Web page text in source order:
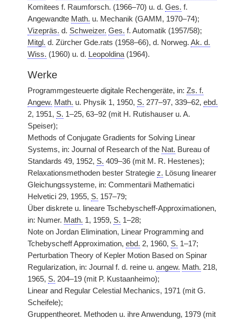
Komitees f. Raumforsch. (1966–70) u. d. Ges. f.
Angewandte Math. u. Mechanik (GAMM, 1970–74);
Vizepräs. d. Schweizer. Ges. f. Automatik (1957/58);
Mitgl. d. Zürcher Gde.rats (1958–66), d. Norweg. Ak. d.
Wiss. (1960) u. d. Leopoldina (1964).
Werke
Programmgesteuerte digitale Rechengeräte, in: Zs. f.
Angew. Math. u. Physik 1, 1950, S. 277–97, 339–62, ebd.
2, 1951, S. 1–25, 63–92 (mit H. Rutishauser u. A.
Speiser);
Methods of Conjugate Gradients for Solving Linear
Systems, in: Journal of Research of the Nat. Bureau of
Standards 49, 1952, S. 409–36 (mit M. R. Hestenes);
Relaxationsmethoden bester Strategie z. Lösung linearer
Gleichungssysteme, in: Commentarii Mathematici
Helvetici 29, 1955, S. 157–79;
Über diskrete u. lineare Tschebyscheff-Approximationen,
in: Numer. Math. 1, 1959, S. 1–28;
Note on Jordan Elimination, Linear Programming and
Tchebyscheff Approximation, ebd. 2, 1960, S. 1–17;
Perturbation Theory of Kepler Motion Based on Spinar
Regularization, in: Journal f. d. reine u. angew. Math. 218,
1965, S. 204–19 (mit P. Kustaanheimo);
Linear and Regular Celestial Mechanics, 1971 (mit G.
Scheifele);
Gruppentheoret. Methoden u. ihre Anwendung, 1979 (mit